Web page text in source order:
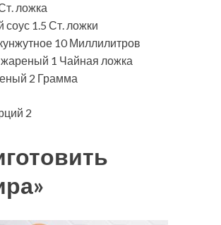
ложка
1.5 Ст. ложки
10 Миллилитров
жареный 1 Чайная ложка
2 Грамма
2